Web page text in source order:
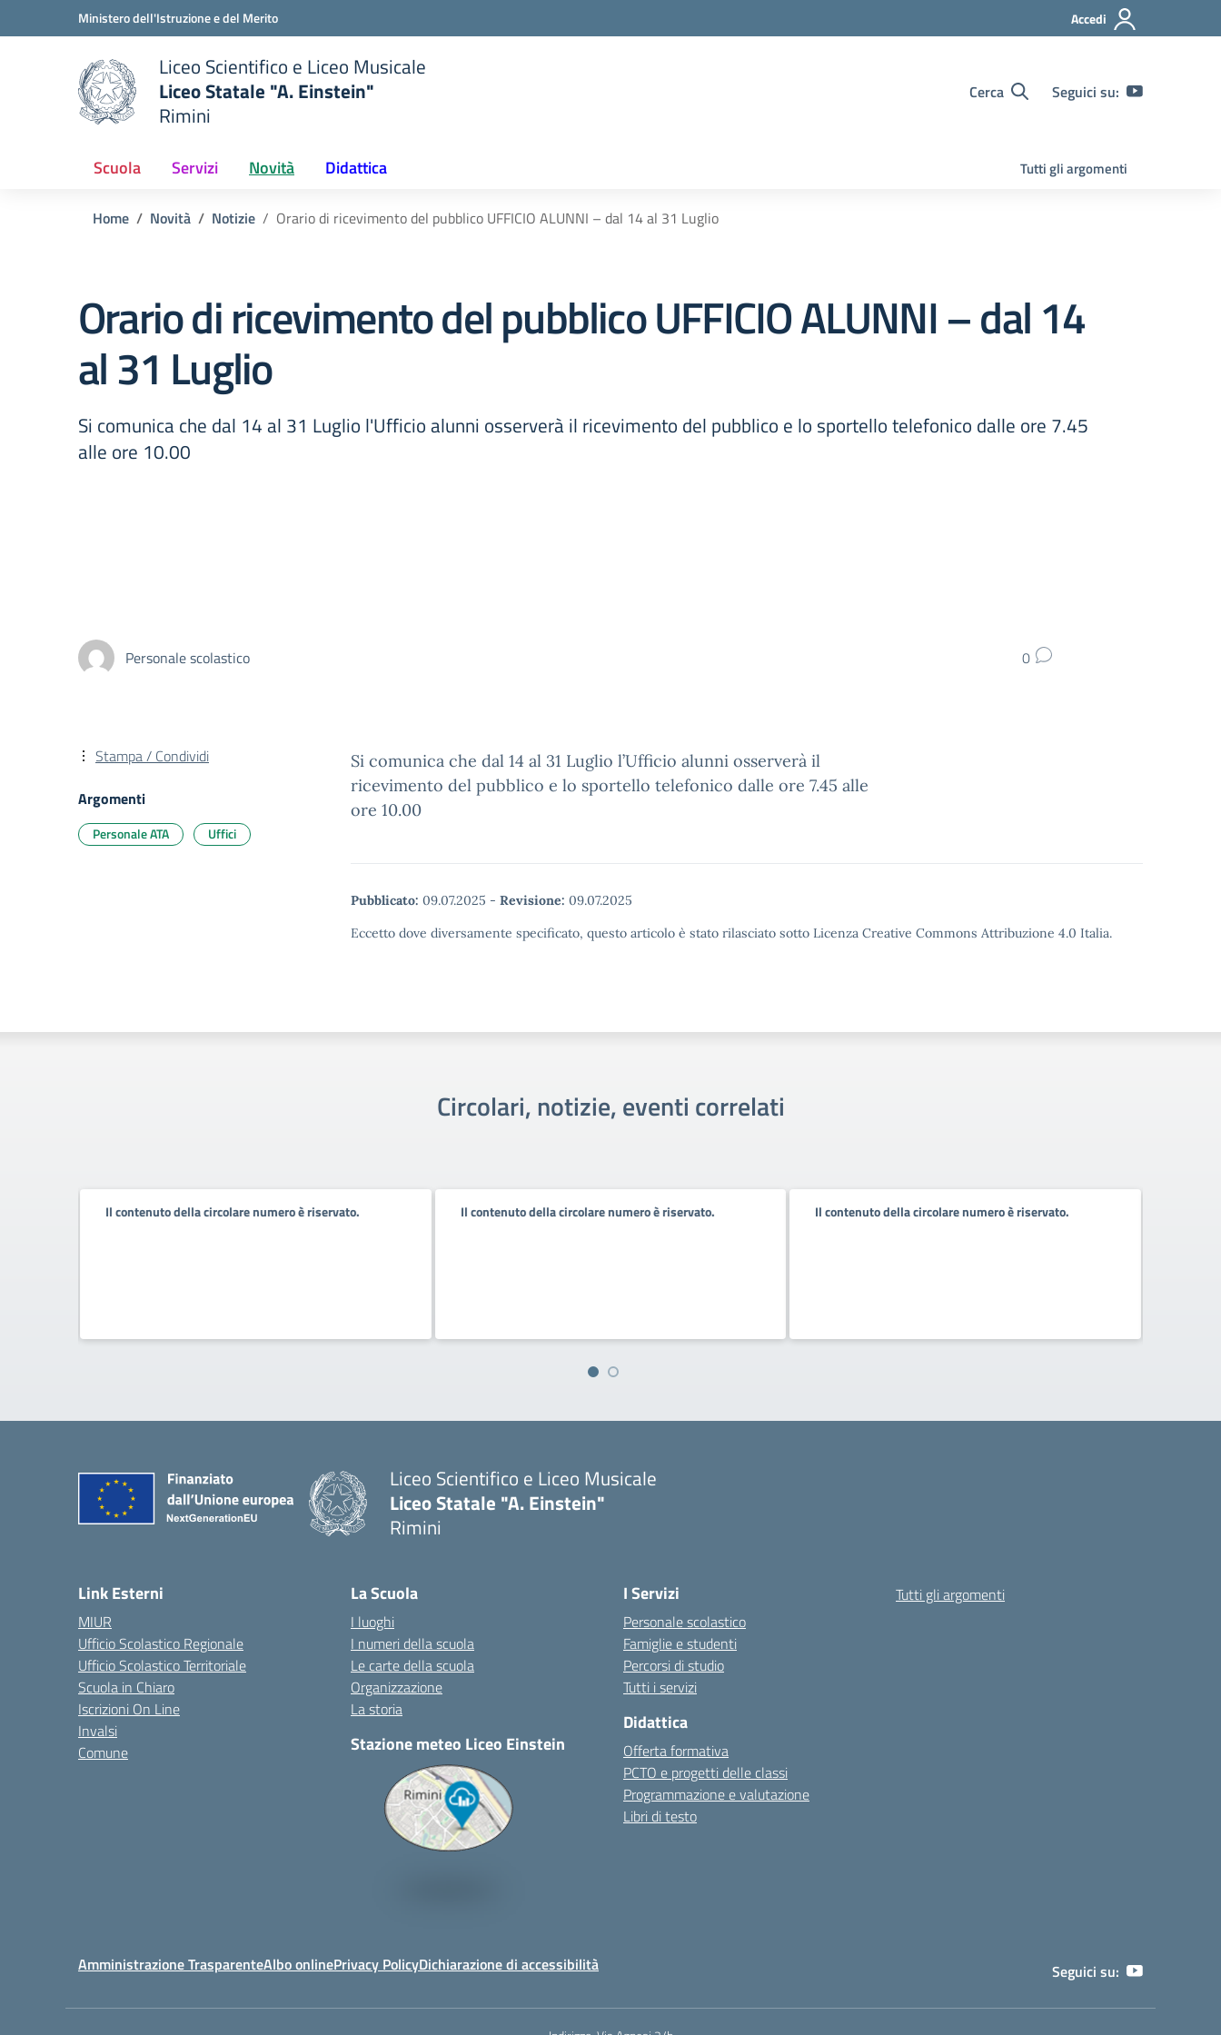
Vai ai contenuti
Vai al menu di navigazioneMinistero dell'Istruzione e del Merito Accedi
scuola
Liceo Scientifico e Liceo Musicale
Liceo Statale "A. Einstein"
Rimini
Cerca Seguici su:
Scuola Servizi Novità Didattica Tutti gli argomenti
Home Novità Notizie Orario di ricevimento del pubblico UFFICIO ALUNNI – dal 14 al 31 Luglio
Orario di ricevimento del pubblico UFFICIO ALUNNI – dal 14
al 31 Luglio
Si comunica che dal 14 al 31 Luglio l'Ufficio alunni osserverà il ricevimento del pubblico e lo sportello telefonico dalle ore 7.45
alle ore 10.00
Personale scolastico 0
Si comunica che dal 14 al 31 Luglio l’Ufficio alunni osserverà il
ricevimento del pubblico e lo sportello telefonico dalle ore 7.45 alle
ore 10.00
Pubblicato: 09.07.2025 - Revisione: 09.07.2025
Eccetto dove diversamente specificato, questo articolo è stato rilasciato sotto Licenza Creative Commons Attribuzione 4.0 Italia.
Stampa / Condividi
Argomenti
Personale ATA Uffici
Circolari, notizie, eventi correlati
Il contenuto della circolare numero è riservato. Il contenuto della circolare numero è riservato. Il contenuto della circolare numero è riservato.
Liceo Scientifico e Liceo Musicale
Liceo Statale "A. Einstein"
Rimini
Link Esterni
MIUR
Ufficio Scolastico Regionale
Ufficio Scolastico Territoriale
Scuola in Chiaro
Iscrizioni On Line
Invalsi
Comune
La Scuola
I luoghi
I numeri della scuola
Le carte della scuola
Organizzazione
La storia
Stazione meteo Liceo Einstein
I Servizi
Personale scolastico
Famiglie e studenti
Percorsi di studio
Tutti i servizi
Didattica
Offerta formativa
PCTO e progetti delle classi
Programmazione e valutazione
Libri di testo
Tutti gli argomenti
Amministrazione TrasparenteAlbo onlinePrivacy PolicyDichiarazione di accessibilità Seguici su: